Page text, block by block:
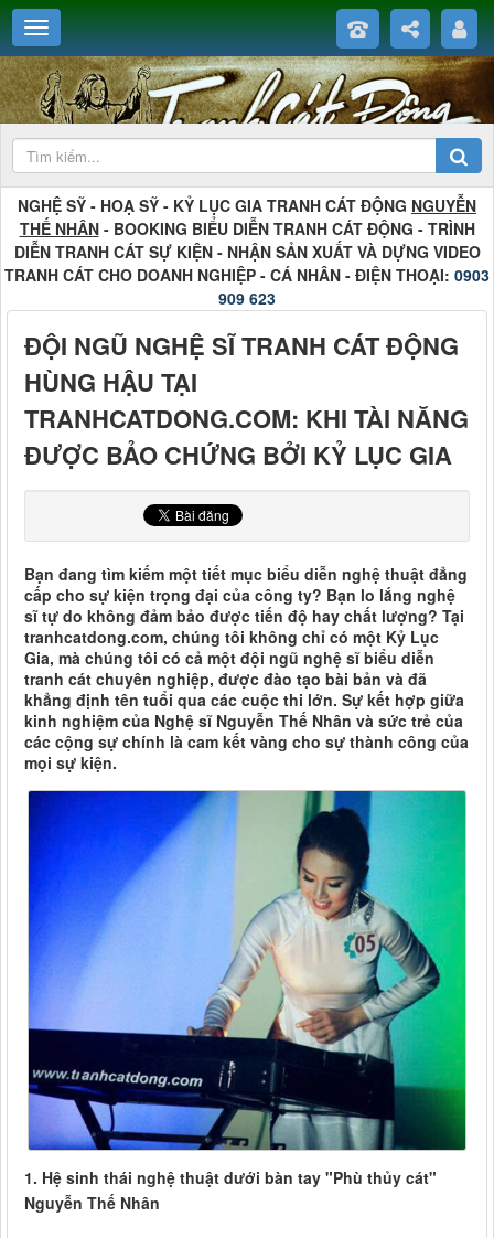
NGHỆ SỸ - HOẠ SỸ - KỶ LỤC GIA TRANH CÁT ĐỘNG NGUYỄN
THẾ NHÂN- BOOKING BIỂU DIỄN TRANH CÁT ĐỘNG - TRÌNH
DIỄN TRANH CÁT SỰ KIỆN - NHẬN SẢN XUẤT VÀ DỰNG VIDEO
TRANH CÁT CHO DOANH NGHIỆP - CÁ NHÂN - ĐIỆN THOẠI: 0903
909 623
ĐỘI NGŨ NGHỆ SĨ TRANH CÁT ĐỘNG
HÙNG HẬU TẠI
TRANHCATDONG.COM: KHI TÀI NĂNG
ĐƯỢC BẢO CHỨNG BỞI KỶ LỤC GIA
Bạn đang tìm kiếm một tiết mục biểu diễn nghệ thuật đẳng
cấp cho sự kiện trọng đại của công ty? Bạn lo lắng nghệ
sĩ tự do không đảm bảo được tiến độ hay chất lượng? Tại
tranhcatdong.com, chúng tôi không chỉ có một Kỷ Lục
Gia, mà chúng tôi có cả một đội ngũ nghệ sĩ biểu diễn
tranh cát chuyên nghiệp, được đào tạo bài bản và đã
khẳng định tên tuổi qua các cuộc thi lớn. Sự kết hợp giữa
kinh nghiệm của Nghệ sĩ Nguyễn Thế Nhân và sức trẻ của
các cộng sự chính là cam kết vàng cho sự thành công của
mọi sự kiện.
1. Hệ sinh thái nghệ thuật dưới bàn tay "Phù thủy cát"
Nguyễn Thế Nhân